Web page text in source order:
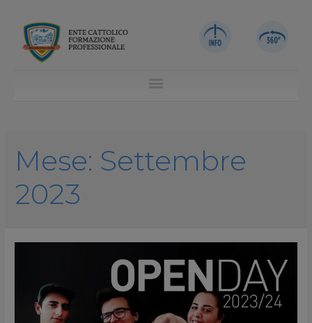
Mese: Settembre
2023